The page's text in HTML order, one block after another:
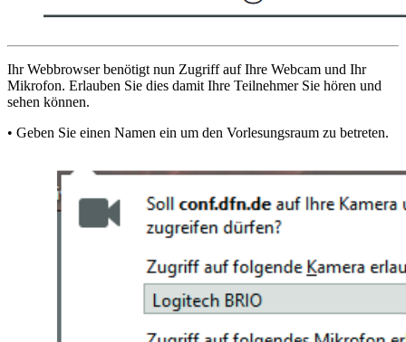
Ihr Webbrowser benötigt nun Zugriff auf Ihre Webcam und Ihr
Mikrofon. Erlauben Sie dies damit Ihre Teilnehmer Sie hören und
sehen können.
• Geben Sie einen Namen ein um den Vorlesungsraum zu betreten.